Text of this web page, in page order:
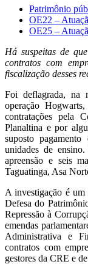
Patrimônio
OE22 –
OE25 –
Há suspeitas de
contratos com
fiscalização desses
Foi deflagrada, na
operação
contratações pela
Planaltina e por
suposto pagamento
unidades de
apreensão e seis
Taguatinga, Asa
A investigação é
Defesa do
Repressão à
emendas
Administrativa e
contratos com
gestores da CRE e